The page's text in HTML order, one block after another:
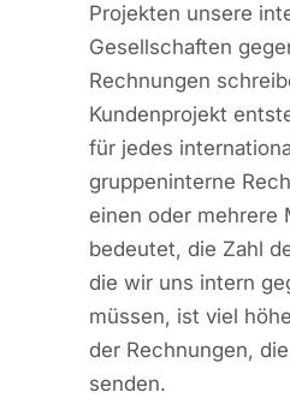
Projekten unsere
Gesellschaften
Rechnungen
Kundenprojekt
für jedes
gruppeninterne
einen oder mehrere
bedeutet, die Zahl
die wir uns intern
müssen, ist viel
der Rechnungen,
senden.